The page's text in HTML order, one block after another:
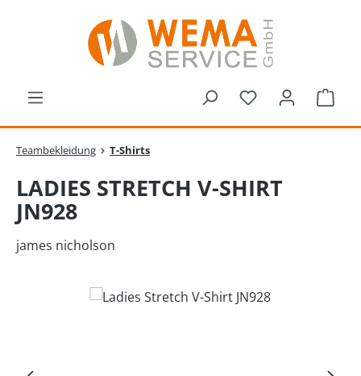
Zum Hauptinhalt springen
Du hast 0
Teambekleidung T-Shirts
LADIES STRETCH V-SHIRT
JN928
james nicholson
Bildergalerie überspringen